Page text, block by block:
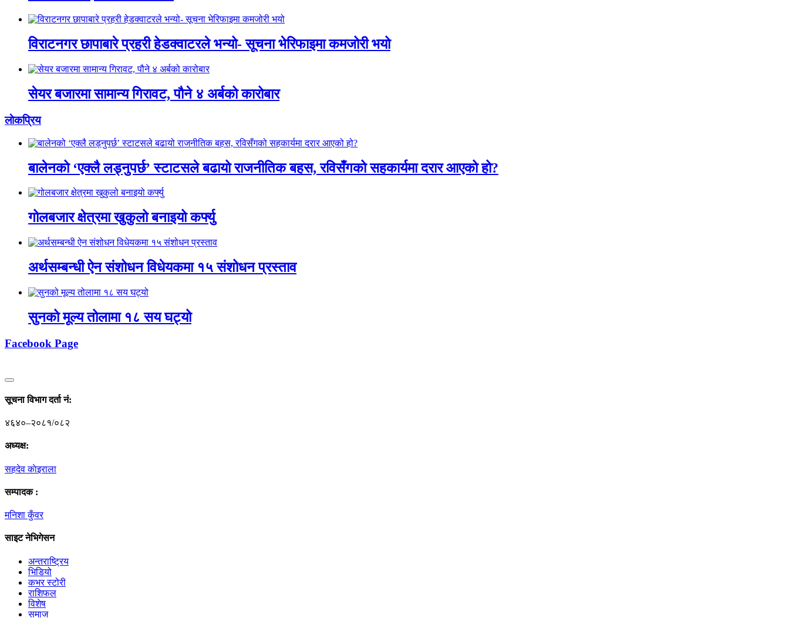
विराटनगर छापाबारे प्रहरी हेडक्वाटरले भन्यो- सूचना भेरिफाइमा कमजोरी भयो
सेयर बजारमा सामान्य गिरावट, पौने ४ अर्बको कारोबार
लाेकप्रिय
बालेनको ‘एक्लै लड्नुपर्छ’ स्टाटसले बढायो राजनीतिक बहस, रविसँगको सहकार्यमा दरार आएको हो?
गोलबजार क्षेत्रमा खुकुलो बनाइयो कर्फ्यु
अर्थसम्बन्धी ऐन संशोधन विधेयकमा १५ संशोधन प्रस्ताव
सुनको मूल्य तोलामा १८ सय घट्यो
Facebook Page
सूचना विभाग दर्ता नं‍:
४६४०–२०८१/०८२
अध्यक्ष:
सहदेव काेइराला
सम्पादक :
मनिशा कुँवर
साइट नेभिगेसन
अन्तराष्ट्रिय
भिडियो
कभर स्टोरी
राशिफल
विशेष
समाज